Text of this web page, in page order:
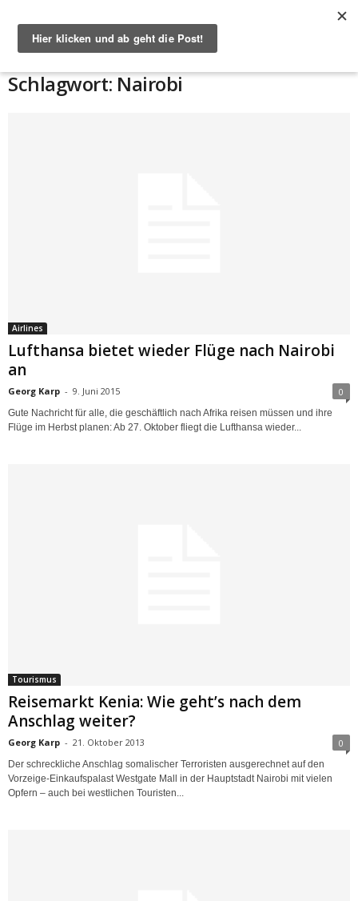
Schlagwort: Nairobi
Airlines
Lufthansa bietet wieder Flüge nach Nairobi
an
Georg Karp - 9. Juni 2015 0
Gute Nachricht für alle, die geschäftlich nach Afrika reisen müssen und ihre
Flüge im Herbst planen: Ab 27. Oktober fliegt die Lufthansa wieder...
Tourismus
Reisemarkt Kenia: Wie geht’s nach dem
Anschlag weiter?
Georg Karp - 21. Oktober 2013 0
Der schreckliche Anschlag somalischer Terroristen ausgerechnet auf den
Vorzeige-Einkaufspalast Westgate Mall in der Hauptstadt Nairobi mit vielen
Opfern – auch bei westlichen Touristen...